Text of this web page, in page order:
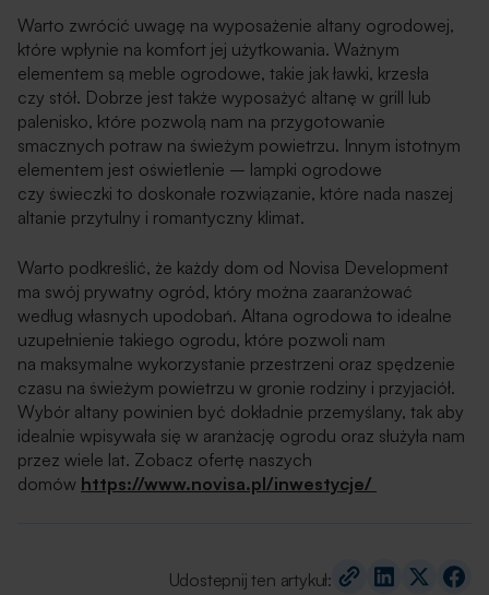
Warto zwrócić uwagę na wyposażenie altany ogrodowej,
które wpłynie na komfort jej użytkowania. Ważnym
elementem są meble ogrodowe, takie jak ławki, krzesła
czy stół. Dobrze jest także wyposażyć altanę w grill lub
palenisko, które pozwolą nam na przygotowanie
smacznych potraw na świeżym powietrzu. Innym istotnym
elementem jest oświetlenie – lampki ogrodowe
czy świeczki to doskonałe rozwiązanie, które nada naszej
altanie przytulny i romantyczny klimat.
Warto podkreślić, że każdy dom od Novisa Development
ma swój prywatny ogród, który można zaaranżować
według własnych upodobań. Altana ogrodowa to idealne
uzupełnienie takiego ogrodu, które pozwoli nam
na maksymalne wykorzystanie przestrzeni oraz spędzenie
czasu na świeżym powietrzu w gronie rodziny i przyjaciół.
Wybór altany powinien być dokładnie przemyślany, tak aby
idealnie wpisywała się w aranżację ogrodu oraz służyła nam
przez wiele lat. Zobacz ofertę naszych
domów https://www.novisa.pl/inwestycje/
Udostepnij ten artykuł: